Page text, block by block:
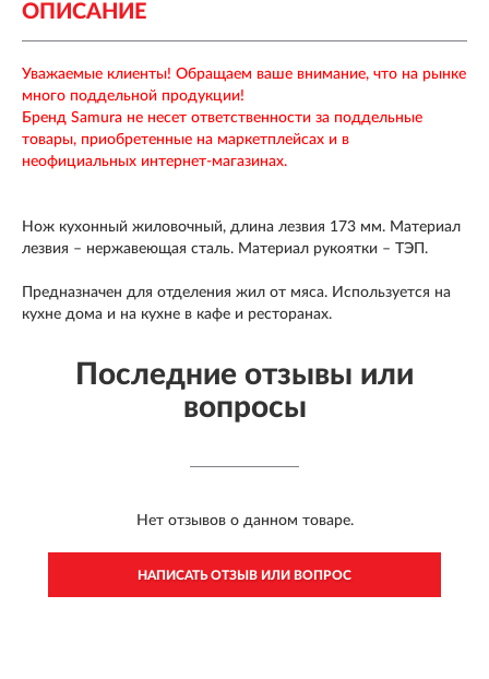
ОПИСАНИЕ
Уважаемые клиенты! Обращаем ваше внимание, что на рынке
много поддельной продукции!
Бренд Samura не несет ответственности за поддельные
товары, приобретенные на маркетплейсах и в
неофициальных интернет-магазинах.
Нож кухонный жиловочный, длина лезвия 173 мм. Материал
лезвия – нержавеющая сталь. Материал рукоятки – ТЭП.
Предназначен для отделения жил от мяса. Используется на
кухне дома и на кухне в кафе и ресторанах.
Последние отзывы или
вопросы
Нет отзывов о данном товаре.
НАПИСАТЬ ОТЗЫВ ИЛИ ВОПРОС